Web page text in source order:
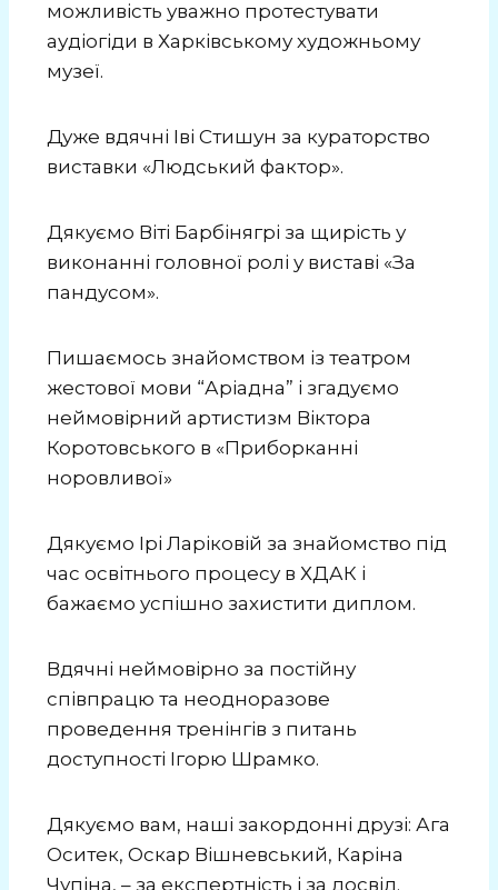
можливість уважно протестувати
аудіогіди в Харківському художньому
музеї.
Дуже вдячні Іві Стишун за кураторство
виставки «Людський фактор».
Дякуємо Віті Барбінягрі за щирість у
виконанні головної ролі у виставі «За
пандусом».
Пишаємось знайомством із театром
жестової мови “Аріадна” і згадуємо
неймовірний артистизм Віктора
Коротовського в «Приборканні
норовливої»
Дякуємо Ірі Ларіковій за знайомство під
час освітнього процесу в ХДАК і
бажаємо успішно захистити диплом.
Вдячні неймовірно за постійну
співпрацю та неодноразове
проведення тренінгів з питань
доступності Ігорю Шрамко.
Дякуємо вам, наші закордонні друзі: Ага
Оситек, Оскар Вішневський, Каріна
Чупіна, – за експертність і за досвід.